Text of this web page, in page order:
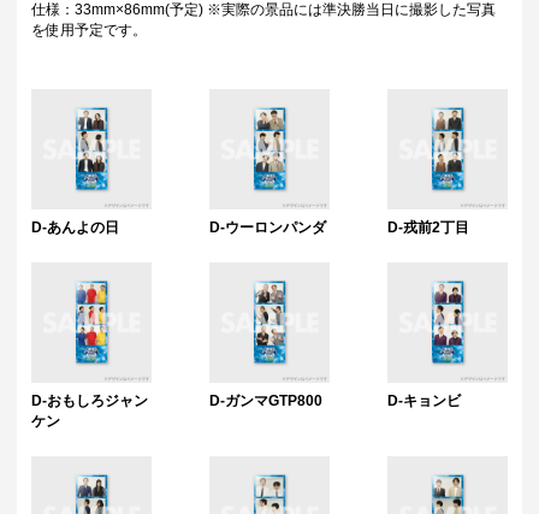
仕様：33mm×86mm(予定) ※実際の景品には準決勝当日に撮影した写真
を使用予定です。
D-あんよの日 D-ウーロンパンダ D-戎前2丁目
D-おもしろジャン
ケン
D-ガンマGTP800 D-キョンビ